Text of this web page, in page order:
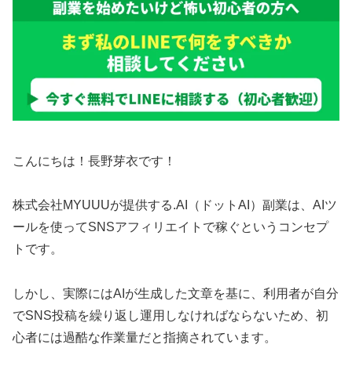
こんにちは！長野芽衣です！
株式会社MYUUUが提供する.AI（ドットAI）副業は、AIツ
ールを使ってSNSアフィリエイトで稼ぐというコンセプ
トです。
しかし、実際にはAIが生成した文章を基に、利用者が自分
でSNS投稿を繰り返し運用しなければならないため、初
心者には過酷な作業量だと指摘されています。